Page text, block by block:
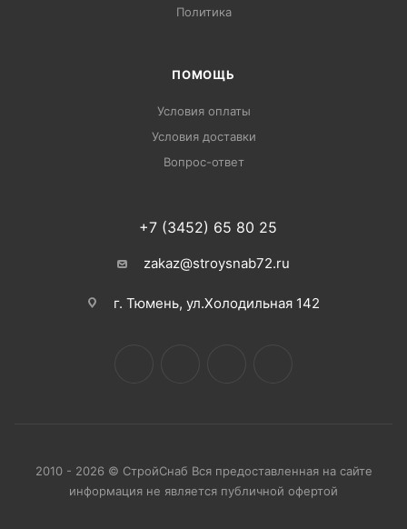
Политика
ПОМОЩЬ
Условия оплаты
Условия доставки
Вопрос-ответ
+7 (3452) 65 80 25
zakaz@stroysnab72.ru
г. Тюмень, ул.Холодильная 142
2010 - 2026 © СтройСнаб Вся предоставленная на сайте
информация не является публичной офертой